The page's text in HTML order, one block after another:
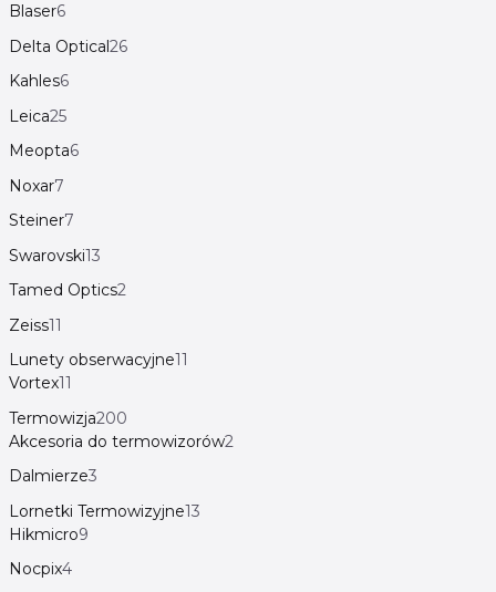
Blaser6
Delta Optical26
Kahles6
Leica25
Meopta6
Noxar7
Steiner7
Swarovski13
Tamed Optics2
Zeiss11
Lunety obserwacyjne11
Vortex11
Termowizja200
Akcesoria do termowizorów2
Dalmierze3
Lornetki Termowizyjne13
Hikmicro9
Nocpix4